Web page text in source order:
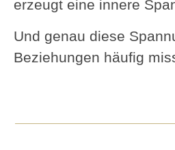
erzeugt eine innere
Und genau diese
Beziehungen häufig